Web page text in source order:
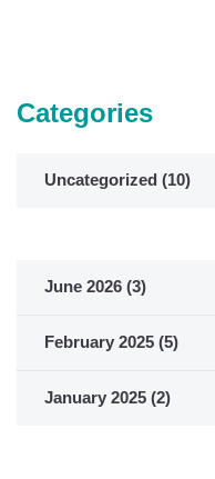
Categories
Uncategorized (10)
June 2026 (3)
February 2025 (5)
January 2025 (2)